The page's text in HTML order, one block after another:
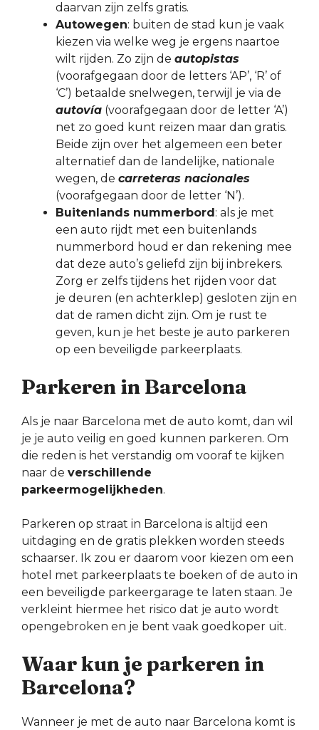
daarvan zijn zelfs gratis.
Autowegen: buiten de stad kun je vaak
kiezen via welke weg je ergens naartoe
wilt rijden. Zo zijn de autopistas
(voorafgegaan door de letters ‘AP’, ‘R’ of
‘C’) betaalde snelwegen, terwijl je via de
autovía (voorafgegaan door de letter ‘A’)
net zo goed kunt reizen maar dan gratis.
Beide zijn over het algemeen een beter
alternatief dan de landelijke, nationale
wegen, de carreteras nacionales
(voorafgegaan door de letter ‘N’).
Buitenlands nummerbord : als je met
een auto rijdt met een buitenlands
nummerbord houd er dan rekening mee
dat deze auto’s geliefd zijn bij inbrekers.
Zorg er zelfs tijdens het rijden voor dat
je deuren (en achterklep) gesloten zijn en
dat de ramen dicht zijn. Om je rust te
geven, kun je het beste je auto parkeren
op een beveiligde parkeerplaats.
Parkeren in Barcelona
Als je naar Barcelona met de auto komt, dan wil
je je auto veilig en goed kunnen parkeren. Om
die reden is het verstandig om vooraf te kijken
naar de verschillende
parkeermogelijkheden.
Parkeren op straat in Barcelona is altijd een
uitdaging en de gratis plekken worden steeds
schaarser. Ik zou er daarom voor kiezen om een
hotel met parkeerplaats te boeken of de auto in
een beveiligde parkeergarage te laten staan. Je
verkleint hiermee het risico dat je auto wordt
opengebroken en je bent vaak goedkoper uit.
Waar kun je parkeren in
Barcelona?
Wanneer je met de auto naar Barcelona komt is